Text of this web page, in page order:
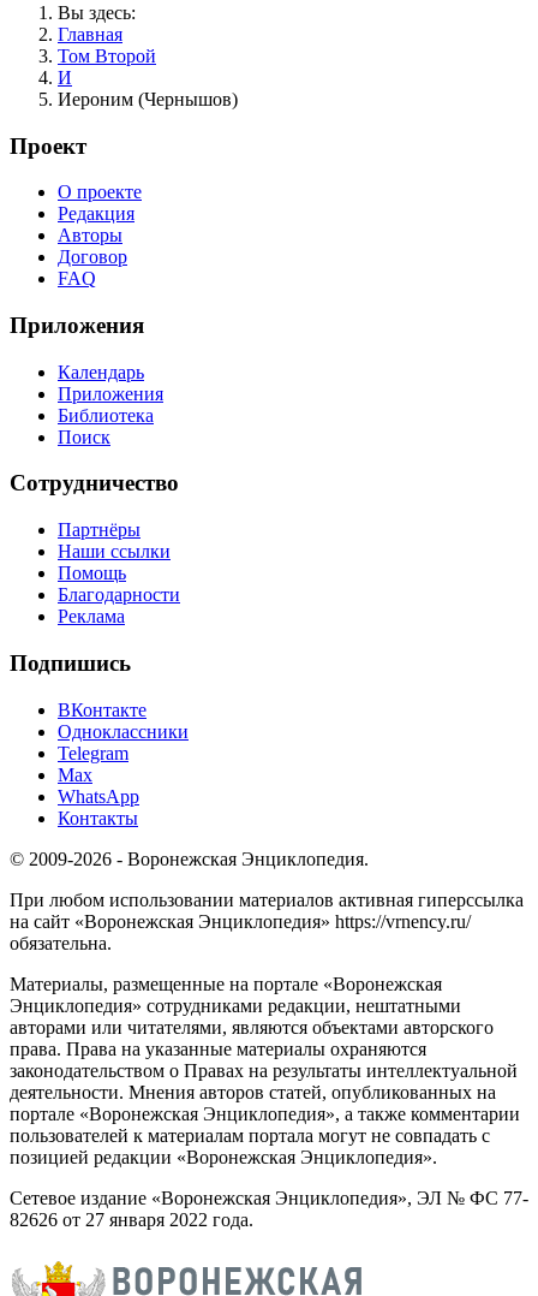
Вы здесь:
Главная
Том Второй
И
Иероним (Чернышов)
Проект
О проекте
Редакция
Авторы
Договор
FAQ
Приложения
Календарь
Приложения
Библиотека
Поиск
Сотрудничество
Партнёры
Наши ссылки
Помощь
Благодарности
Реклама
Подпишись
ВКонтакте
Одноклассники
Telegram
Max
WhatsApp
Контакты
© 2009-2026 - Воронежская Энциклопедия.
При любом использовании материалов активная гиперссылка
на сайт «Воронежская Энциклопедия» https://vrnency.ru/
обязательна.
Материалы, размещенные на портале «Воронежская
Энциклопедия» сотрудниками редакции, нештатными
авторами или читателями, являются объектами авторского
права. Права на указанные материалы охраняются
законодательством о Правах на результаты интеллектуальной
деятельности. Мнения авторов статей, опубликованных на
портале «Воронежская Энциклопедия», а также комментарии
пользователей к материалам портала могут не совпадать с
позицией редакции «Воронежская Энциклопедия».
Сетевое издание «Воронежская Энциклопедия», ЭЛ № ФС 77-
82626 от 27 января 2022 года.